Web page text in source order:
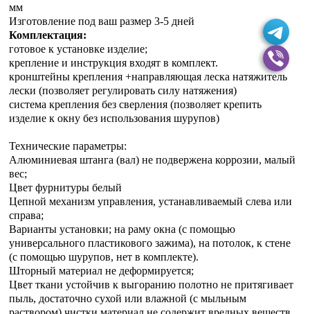
мм
Изготовление под ваш размер 3-5 дней
Комплектация:
готовое к установке изделие;
крепление и инструкция входят в комплект.
кронштейны крепления +направляющая леска натяжитель
лески (позволяет регулировать силу натяжения)
система крепления без сверления (позволяет крепить
изделие к окну без использования шурупов)
Технические параметры:
Алюминиевая штанга (вал) не подвержена коррозии, малый
вес;
Цвет фурнитуры белый
Цепной механизм управления, устанавливаемый слева или
справа;
Варианты установки; на раму окна (с помощью
универсального пластикового зажима), на потолок, к стене
(с помощью шурупов, нет в комплекте).
Шторный материал не деформируется;
Цвет ткани устойчив к выгоранию полотно не притягивает
пыль, достаточно сухой или влажной (с мыльным